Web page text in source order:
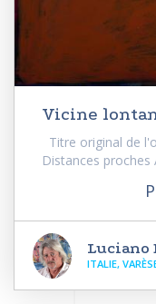
Vicine
Titre original de
Distances proches
Luciano
ITALIE,